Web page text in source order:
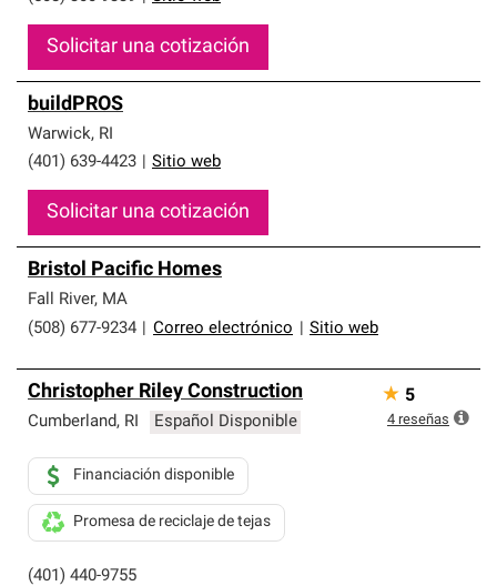
Solicitar una cotización
buildPROS
Warwick, RI
(401) 639-4423
Sitio web
Solicitar una cotización
Bristol Pacific Homes
Fall River, MA
(508) 677-9234
Correo electrónico Sitio web
Christopher Riley Construction
Cumberland, RI Español Disponible
(401) 440-9755
Financiación disponible
Promesa de reciclaje de tejas
★ 5
4 reseñas